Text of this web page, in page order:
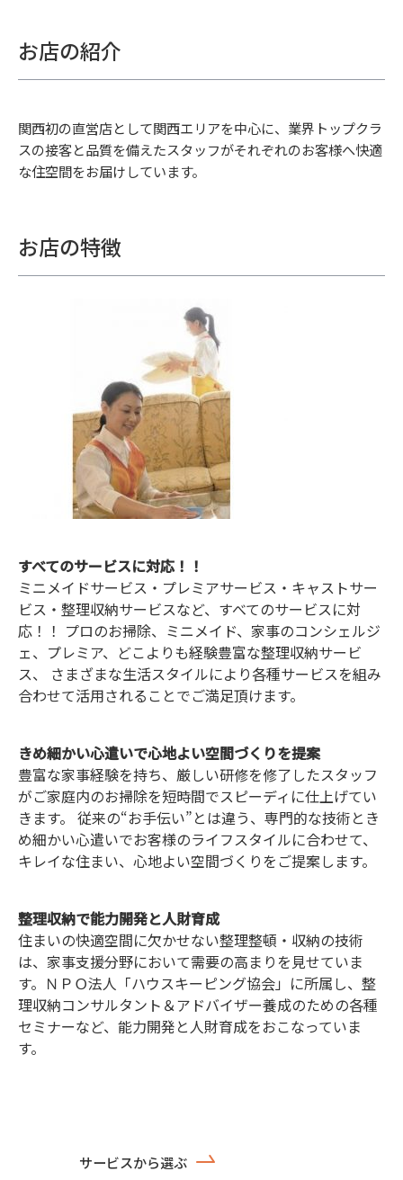
お店の紹介
関西初の直営店として関西エリアを中心に、業界トップクラ
スの接客と品質を備えたスタッフがそれぞれのお客様へ快適
な住空間をお届けしています。
お店の特徴
すべてのサービスに対応！！
ミニメイドサービス・プレミアサービス・キャストサー
ビス・整理収納サービスなど、すべてのサービスに対
応！！ プロのお掃除、ミニメイド、家事のコンシェルジ
ェ、プレミア、どこよりも経験豊富な整理収納サービ
ス、 さまざまな生活スタイルにより各種サービスを組み
合わせて活用されることでご満足頂けます。
きめ細かい心遣いで心地よい空間づくりを提案
豊富な家事経験を持ち、厳しい研修を修了したスタッフ
がご家庭内のお掃除を短時間でスピーディに仕上げてい
きます。 従来の“お手伝い”とは違う、専門的な技術とき
め細かい心遣いでお客様のライフスタイルに合わせて、
キレイな住まい、心地よい空間づくりをご提案します。
整理収納で能力開発と人財育成
住まいの快適空間に欠かせない整理整頓・収納の技術
は、家事支援分野において需要の高まりを見せていま
す。ＮＰＯ法人「ハウスキーピング協会」に所属し、整
理収納コンサルタント＆アドバイザー養成のための各種
セミナーなど、能力開発と人財育成をおこなっていま
す。
サービスから選ぶ